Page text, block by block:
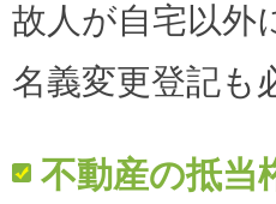
故人が自宅以外
名義変更登記も
不動産の抵当